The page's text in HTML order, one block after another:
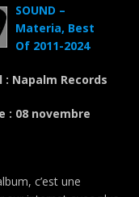
SOUND –
Materia, Best
Of 2011-2024
: Napalm Records
: 08 novembre
c’est une